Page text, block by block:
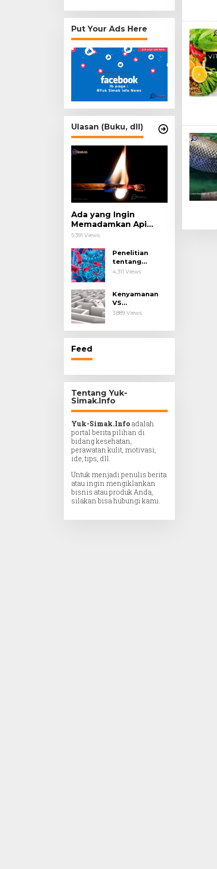
Put Your Ads Here
Ulasan (Buku, dll)
Ada yang Ingin
Memadamkan Api
Impianmu!
5,391 Views
Penelitian
tentang
Probiotik
Penyakit
Imunologis.
4,311 Views
Kenyamanan
VS
Kesengsaraan.
3,889 Views
Feed
Tentang Yuk-
Simak.Info
Yuk-Simak.Info adalah
portal berita pilihan di
bidang kesehatan,
perawatan kulit, motivasi,
ide, tips, dll.
Untuk menjadi penulis berita
atau ingin mengiklankan
bisnis atau produk Anda,
silakan bisa hubungi kami.